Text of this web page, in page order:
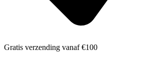
Gratis verzending vanaf €100